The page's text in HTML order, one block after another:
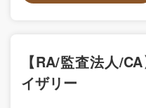
【RA/監査法人/
イザリー